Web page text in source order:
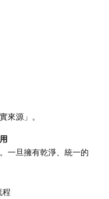
來源」。
一旦擁有乾淨、統一的
程